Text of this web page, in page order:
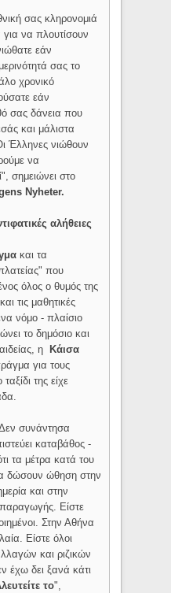
σας κληρονομιά
για να πλουτίσουν
εάν
σας το
χρονικό
εάν
σας δάνεια που
και μάλιστα
Έλληνες νιώθουν
να
σημειώνει στο
Nyheter.
αλήθειες
και τα
που
όλος ο θυμός της
και τις μαθητικές
νόμο - πλαίσιο
το δημόσιο και
ηΚάισα
για τους
της είχε
συνάντησα
καταβάθος -
τα μέτρα κατά του
δώσουν ώθηση στην
και στην
Είστε
Στην Αθήνα
Είστε όλοι
και ριζικών
έχω δει ξανά κάτι
το",